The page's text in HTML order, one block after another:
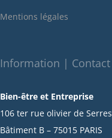
décembre 2021
octobre 2021
juillet 2021
juin 2021
mai 2021
Mentions légales
Information | Contact
Bien-être et Entreprise
106 ter rue olivier de Serres
Bâtiment B – 75015 PARIS